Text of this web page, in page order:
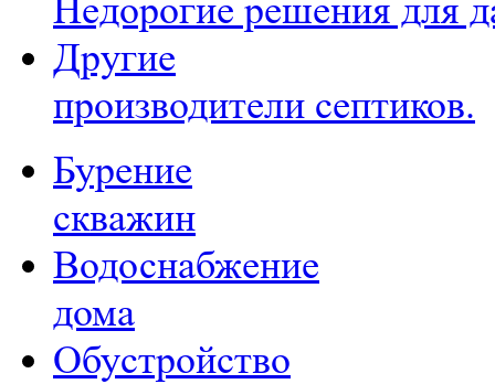
Недорогие решения для
Другие
производители септиков.
Бурение
скважин
Водоснабжение
дома
Обустройство